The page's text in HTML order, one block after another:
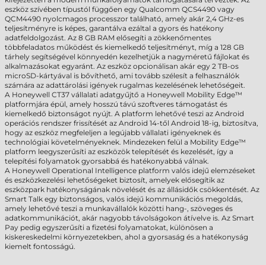
eszköz szívében típustól függően egy Qualcomm QCS4490 vagy
QCM4490 nyolcmagos processzor található, amely akár 2,4 GHz-es
teljesítményre is képes, garantálva ezáltal a gyors és hatékony
adatfeldolgozást. Az 8 GB RAM elősegíti a zökkenőmentes
többfeladatos működést és kiemelkedő teljesítményt, míg a 128 GB
tárhely segítségével könnyedén kezelhetjük a nagyméretű fájlokat és
alkalmazásokat egyaránt. Az eszköz opcionálisan akár egy 2 TB-os
microSD-kártyával is bővíthető, ami tovább szélesít a felhasználók
számára az adattárolási igények rugalmas kezelésének lehetőségeit.
A Honeywell CT37 vállalati adatgyűjtő a Honeywell Mobility Edge™
platformjára épül, amely hosszú távú szoftveres támogatást és
kiemelkedő biztonságot nyújt. A platform lehetővé teszi az Android
operációs rendszer frissítését az Android 14-től Android 18-ig, biztosítva,
hogy az eszköz megfeleljen a legújabb vállalati igényeknek és
technológiai követelményeknek. Mindezeken felül a Mobility Edge™
platform leegyszerűsíti az eszközök telepítését és kezelését, így a
telepítési folyamatok gyorsabbá és hatékonyabbá válnak.
A Honeywell Operational Intelligence platform valós idejű elemzéseket
és eszközkezelési lehetőségeket biztosít, amelyek elősegítik az
eszközpark hatékonyságának növelését és az állásidők csökkentését. Az
Smart Talk egy biztonságos, valós idejű kommunikációs megoldás,
amely lehetővé teszi a munkavállalók közötti hang-, szöveges és
adatkommunikációt, akár nagyobb távolságokon átívelve is. Az Smart
Pay pedig egyszerűsíti a fizetési folyamatokat, különösen a
kiskereskedelmi környezetekben, ahol a gyorsaság és a hatékonyság
kiemelt fontosságú.